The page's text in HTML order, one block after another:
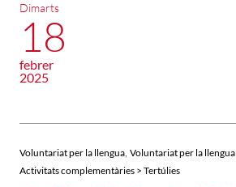
Dimarts
18
febrer
2025
Voluntariat per la llengua Voluntariat per la
Activitats complementàries > Tertúlies